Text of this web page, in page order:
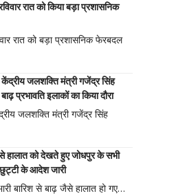
रात को किया बड़ा प्रशासनिक
रात को बड़ा प्रशासनिक फेरबदल
जलशक्ति मंत्री गजेंद्र सिंह
प्रभावति इलाकों का किया दौरा
जलशक्ति मंत्री गजेंद्र सिंह
हालात को देखते हुए जोधपुर के सभी
के आदेश जारी
बारिश से बाढ़ जैसे हालात हो गए…